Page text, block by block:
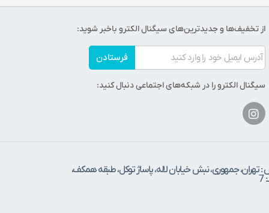
از تخفیف‌ها و جدیدترین‌های سیگنال الکترو باخبر شوید:
فرستادن
سیگنال الکترو را در شبکه‌های اجتماعی دنبال کنید:
: تهران، جمهوری، نبش خیابان لاله، پاساژ توکل، طبقه همکف،